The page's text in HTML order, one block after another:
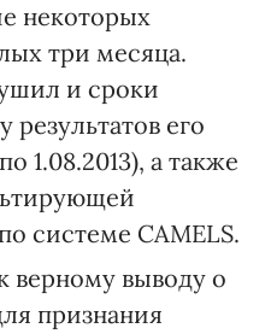
некоторых
три месяца.
и сроки
результатов его
1.08.2013), а также
системе САМЕLS.
верному выводу о
признания